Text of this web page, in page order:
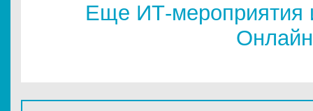
Еще ИТ-мероприятия
Онлайн